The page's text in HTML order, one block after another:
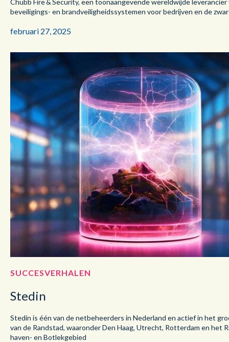
beveiligings- en brandveiligheidssystemen voor bedrijven en de
februari 27, 2025
SUCCESVERHALEN
Stedin
Stedin is één van de netbeheerders in Nederland en actief in het
van de Randstad, waaronder Den Haag, Utrecht, Rotterdam en het
haven- en Botlekgebied